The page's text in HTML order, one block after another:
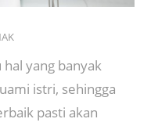
hal yang banyak
istri, sehingga
pasti akan